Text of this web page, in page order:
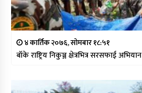
४ कार्तिक २०७६, सोमबार १८:५१
बाँके राष्ट्रिय निकुञ्ज क्षेत्रभित्र सरसफाई अभियान